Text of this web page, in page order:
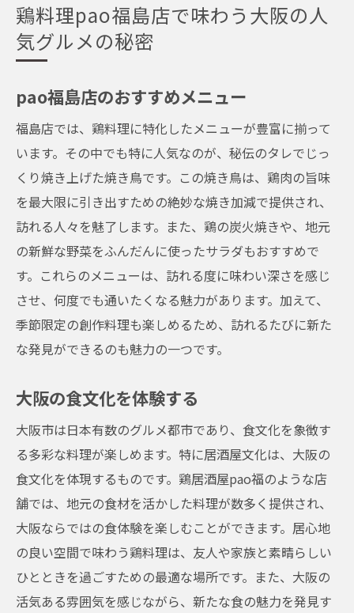
鶏料理pao福島店で味わう大阪の人
気グルメの秘密
pao福島店のおすすめメニュー
福島店では、鶏料理に特化したメニューが豊富に揃って
います。その中でも特に人気なのが、秘伝のタレでじっ
くり焼き上げた焼き鳥です。この焼き鳥は、鶏肉の旨味
を最大限に引き出すための絶妙な焼き加減で提供され、
訪れる人々を魅了します。また、鶏の炭火焼きや、地元
の新鮮な野菜をふんだんに使ったサラダもおすすめで
す。これらのメニューは、訪れる度に味わい深さを感じ
させ、何度でも通いたくなる魅力があります。加えて、
季節限定の創作料理も楽しめるため、訪れるたびに新た
な発見ができるのも魅力の一つです。
大阪の食文化を体験する
大阪市は日本有数のグルメ都市であり、食文化を象徴す
る多彩な料理が楽しめます。特に居酒屋文化は、大阪の
食文化を体現するものです。鶏居酒屋pao福のような店
舗では、地元の食材を活かした料理が数多く提供され、
大阪ならではの食体験を楽しむことができます。居心地
の良い空間で味わう鶏料理は、友人や家族と素晴らしい
ひとときを過ごすための最適な場所です。また、大阪の
活気ある雰囲気を感じながら、新たな食の魅力を発見す